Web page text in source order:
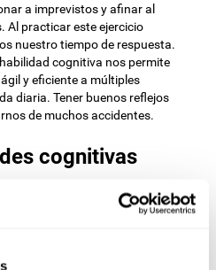
a imprevistos y afinar al
Al practicar este ejercicio
nuestro tiempo de respuesta.
cognitiva nos permite
y eficiente a múltiples
diaria. Tener buenos reflejos
de muchos accidentes.
cognitivas